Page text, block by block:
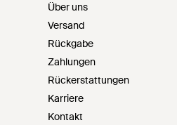
Über uns
Versand
Rückgabe
Zahlungen
Rückerstattungen
Karriere
Kontakt